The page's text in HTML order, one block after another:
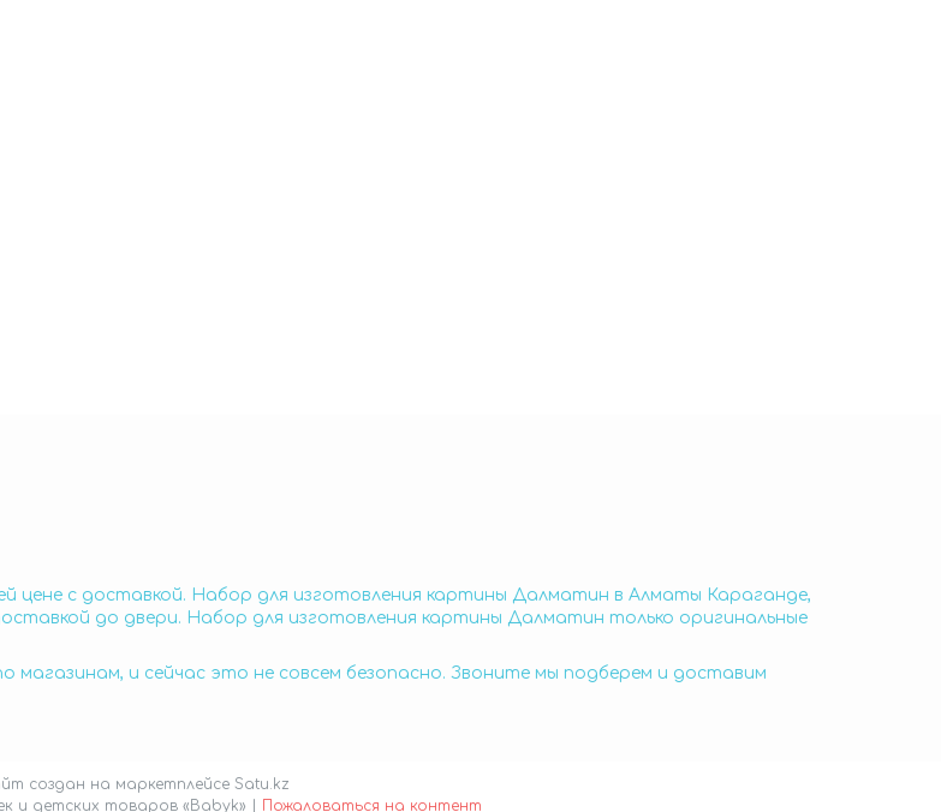
цене с доставкой. Набор для изготовления картины Далматин в Алматы Караганде,
до двери. Набор для изготовления картины Далматин только оригинальные
магазинам, и сейчас это не совсем безопасно. Звоните мы подберем и доставим
создан на маркетплейсе Satu.kz
Пожаловаться на контент